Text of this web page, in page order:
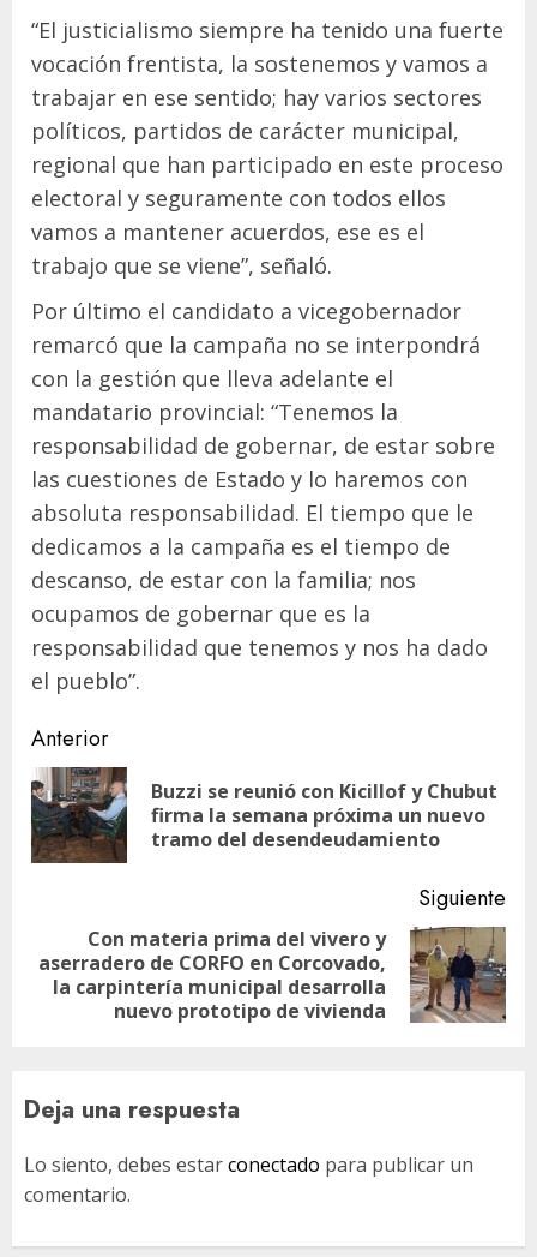
“El justicialismo siempre ha tenido una fuerte
vocación frentista, la sostenemos y vamos a
trabajar en ese sentido; hay varios sectores
políticos, partidos de carácter municipal,
regional que han participado en este proceso
electoral y seguramente con todos ellos
vamos a mantener acuerdos, ese es el
trabajo que se viene”, señaló.
Por último el candidato a vicegobernador
remarcó que la campaña no se interpondrá
con la gestión que lleva adelante el
mandatario provincial: “Tenemos la
responsabilidad de gobernar, de estar sobre
las cuestiones de Estado y lo haremos con
absoluta responsabilidad. El tiempo que le
dedicamos a la campaña es el tiempo de
descanso, de estar con la familia; nos
ocupamos de gobernar que es la
responsabilidad que tenemos y nos ha dado
el pueblo”.
Navegación
de
entradas
Anterior
Buzzi se reunió con Kicillof y Chubut
firma la semana próxima un nuevo
tramo del desendeudamiento
Siguiente
Siguiente
entrada:
Con materia prima del vivero y
aserradero de CORFO en Corcovado,
la carpintería municipal desarrolla
nuevo prototipo de vivienda
Deja una respuesta
Lo siento, debes estarconectado para publicar un
comentario.